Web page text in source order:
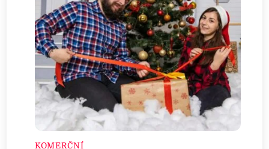
KOMERČNÍ